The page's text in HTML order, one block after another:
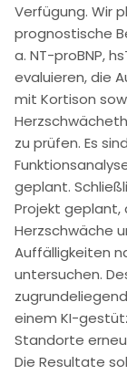
Verfügung. Wir
prognostische
a. NT-proBNP,
evaluieren, die
mit Kortison
zu prüfen. Es
geplant.
Projekt geplant,
Herzschwäche
Auffälligkeiten
untersuchen.
einem KI-
Standorte
Die Resultate